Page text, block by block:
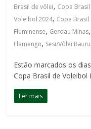
Brasil de vôlei, Copa
Voleibol 2024, Copa
Fluminense, Gerdau Minas,
Flamengo, Sesi/Vôlei Bauru
Estão marcados os
Copa Brasil de Voleibol
Ler mais